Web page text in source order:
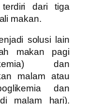
dari tiga
makan.
solusi lain
makan pagi
dan
malam atau
dan
malam hari).